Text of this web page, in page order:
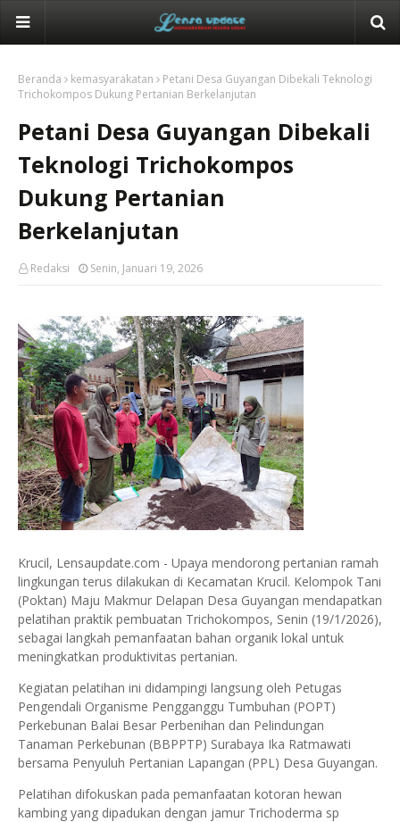
Beranda kemasyarakatan
Petani Desa Guyangan Dibekali Teknologi
Trichokompos Dukung Pertanian Berkelanjutan
Petani Desa Guyangan Dibekali
Teknologi Trichokompos
Dukung Pertanian
Berkelanjutan
Redaksi Senin, Januari 19, 2026
Krucil, Lensaupdate.com - Upaya mendorong pertanian ramah
lingkungan terus dilakukan di Kecamatan Krucil. Kelompok Tani
(Poktan) Maju Makmur Delapan Desa Guyangan mendapatkan
pelatihan praktik pembuatan Trichokompos, Senin (19/1/2026),
sebagai langkah pemanfaatan bahan organik lokal untuk
meningkatkan produktivitas pertanian.
Kegiatan pelatihan ini didampingi langsung oleh Petugas
Pengendali Organisme Pengganggu Tumbuhan (POPT)
Perkebunan Balai Besar Perbenihan dan Pelindungan
Tanaman Perkebunan (BBPPTP) Surabaya Ika Ratmawati
bersama Penyuluh Pertanian Lapangan (PPL) Desa Guyangan.
Pelatihan difokuskan pada pemanfaatan kotoran hewan
kambing yang dipadukan dengan jamur Trichoderma sp